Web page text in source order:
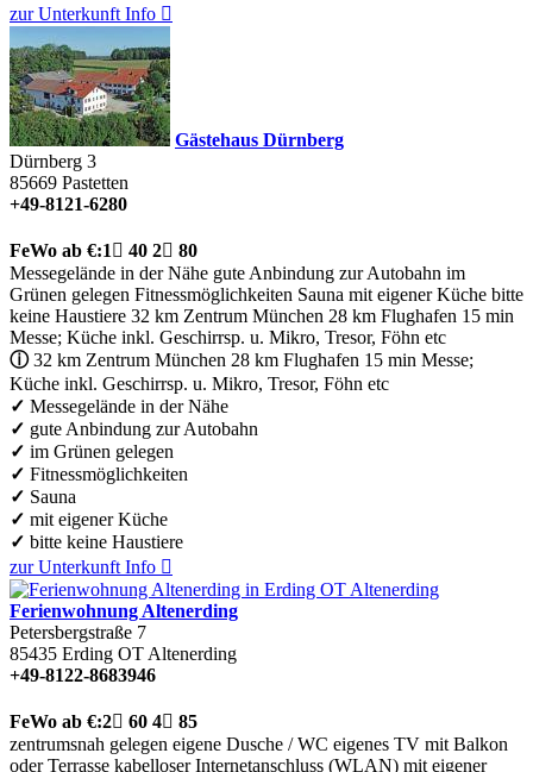
zur Unterkunft Info 
Gästehaus Dürnberg
Dürnberg 3
85669 Pastetten
+49-8121-6280
FeWo ab €:1  40 2 80
Messegelände in der Nähe gute Anbindung zur Autobahn im
Grünen gelegen Fitnessmöglichkeiten Sauna mit eigener Küche bitte
keine Haustiere 32 km Zentrum München 28 km Flughafen 15 min
Messe; Küche inkl. Geschirrsp. u. Mikro, Tresor, Föhn etc
ⓘ32 km Zentrum München 28 km Flughafen 15 min Messe;
Küche inkl. Geschirrsp. u. Mikro, Tresor, Föhn etc
✓ Messegelände in der Nähe
✓ gute Anbindung zur Autobahn
✓ im Grünen gelegen
✓ Fitnessmöglichkeiten
✓ Sauna
✓ mit eigener Küche
✓ bitte keine Haustiere
zur Unterkunft Info 
Ferienwohnung Altenerding
Petersbergstraße 7
85435 Erding OT Altenerding
+49-8122-8683946
FeWo ab €:2 60 4 85
zentrumsnah gelegen eigene Dusche / WC eigenes TV mit Balkon
oder Terrasse kabelloser Internetanschluss (WLAN) mit eigener